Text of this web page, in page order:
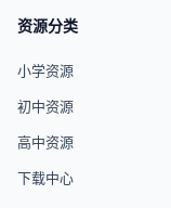
资源分类
小学资源
初中资源
高中资源
下载中心